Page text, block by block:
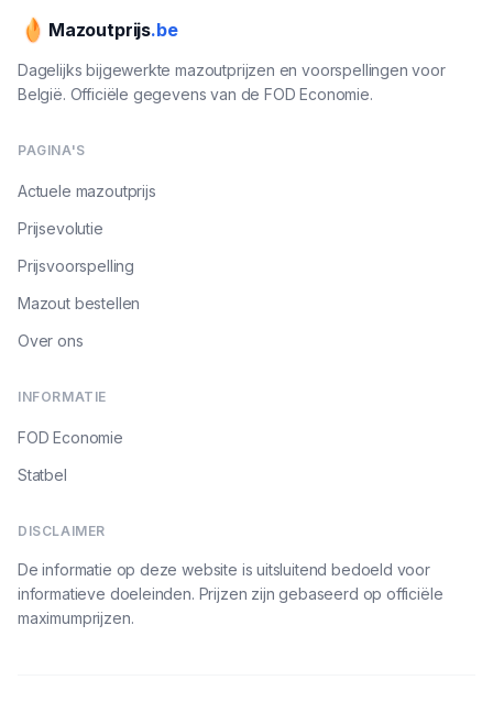
Mazoutprijs.be
Dagelijks bijgewerkte mazoutprijzen en voorspellingen voor
België. Officiële gegevens van de FOD Economie.
PAGINA'S
Actuele mazoutprijs
Prijsevolutie
Prijsvoorspelling
Mazout bestellen
Over ons
INFORMATIE
FOD Economie
Statbel
DISCLAIMER
De informatie op deze website is uitsluitend bedoeld voor
informatieve doeleinden. Prijzen zijn gebaseerd op officiële
maximumprijzen.